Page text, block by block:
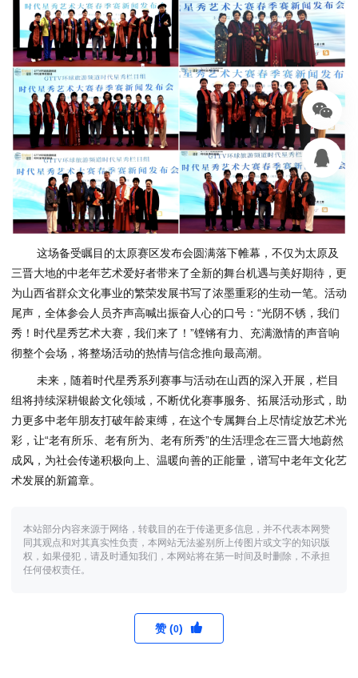
这场备受瞩目的太原赛区发布会圆满落下帷幕，不仅为太原及
三晋大地的中老年艺术爱好者带来了全新的舞台机遇与美好期待，更
为山西省群众文化事业的繁荣发展书写了浓墨重彩的生动一笔。活动
尾声，全体参会人员齐声高喊出振奋人心的口号：“光阴不锈，我们
秀！时代星秀艺术大赛，我们来了！”铿锵有力、充满激情的声音响
彻整个会场，将整场活动的热情与信念推向最高潮。
未来，随着时代星秀系列赛事与活动在山西的深入开展，栏目
组将持续深耕银龄文化领域，不断优化赛事服务、拓展活动形式，助
力更多中老年朋友打破年龄束缚，在这个专属舞台上尽情绽放艺术光
彩，让“老有所乐、老有所为、老有所秀”的生活理念在三晋大地蔚然
成风，为社会传递积极向上、温暖向善的正能量，谱写中老年文化艺
术发展的新篇章。
本站部分内容来源于网络，转载目的在于传递更多信息，并不代表本网赞
同其观点和对其真实性负责，本网站无法鉴别所上传图片或文字的知识版
权，如果侵犯，请及时通知我们，本网站将在第一时间及时删除，不承担
任何侵权责任。
赞 (0)